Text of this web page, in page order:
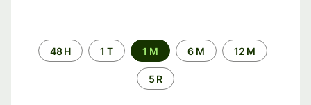
Time
period
48 H 1 T 1 M 6 M 12 M
5 R